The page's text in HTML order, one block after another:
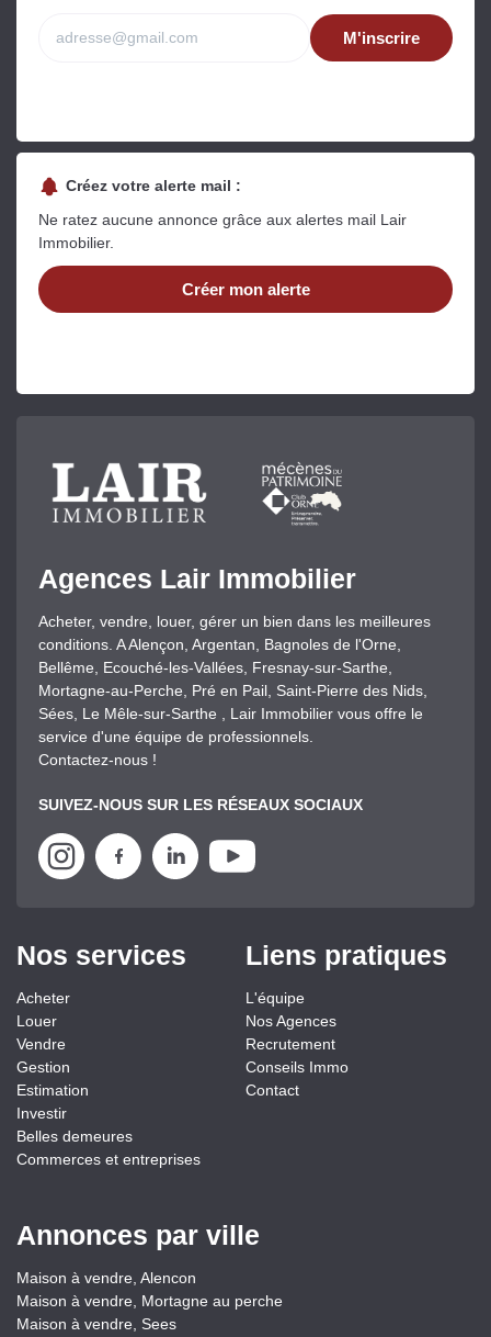
M'inscrire
Créez votre alerte mail :
Ne ratez aucune annonce grâce aux alertes mail Lair
Immobilier.
Créer mon alerte
Agences Lair Immobilier
Acheter, vendre, louer, gérer un bien dans les meilleures
conditions. A Alençon, Argentan, Bagnoles de l'Orne,
Bellême, Ecouché-les-Vallées, Fresnay-sur-Sarthe,
Mortagne-au-Perche, Pré en Pail, Saint-Pierre des Nids,
Sées, Le Mêle-sur-Sarthe , Lair Immobilier vous offre le
service d'une équipe de professionnels.
Contactez-nous !
SUIVEZ-NOUS SUR LES RÉSEAUX SOCIAUX
Nos services
Acheter
Louer
Vendre
Gestion
Estimation
Investir
Belles demeures
Commerces et entreprises
Liens pratiques
L'équipe
Nos Agences
Recrutement
Conseils Immo
Contact
Annonces par ville
Maison à vendre, Alencon
Maison à vendre, Mortagne au perche
Maison à vendre, Sees